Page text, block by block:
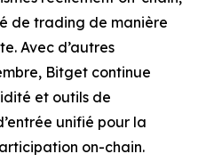
de trading de manière
Avec d’autres
Bitget continue
et outils de
unifié pour la
on-chain.